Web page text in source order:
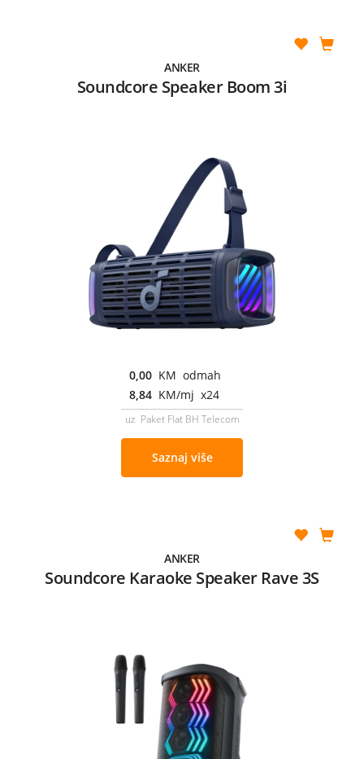
ANKER
Soundcore Speaker Boom 3i
0,00 KM odmah
8,84 KM/mj x24
uz Paket Flat BH Telecom
Saznaj više
ANKER
Soundcore Karaoke Speaker Rave 3S